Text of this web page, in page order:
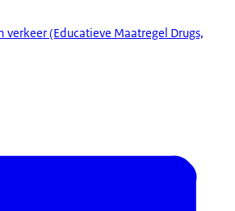
verkeer (Educatieve Maatregel Drugs,